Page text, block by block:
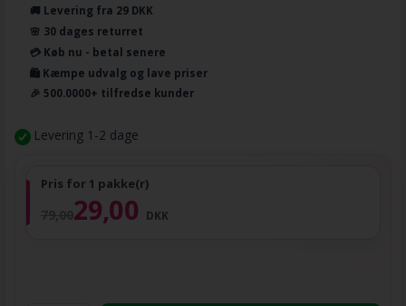
🚚 Levering fra 29 DKK
🌸 30 dages returret
💳 Køb nu - betal senere
🛍️ Kæmpe udvalg og lave priser
🎉 500.0000+ tilfredse kunder
Levering 1-2 dage
Pris for 1 pakke(r)
29,00 DKK